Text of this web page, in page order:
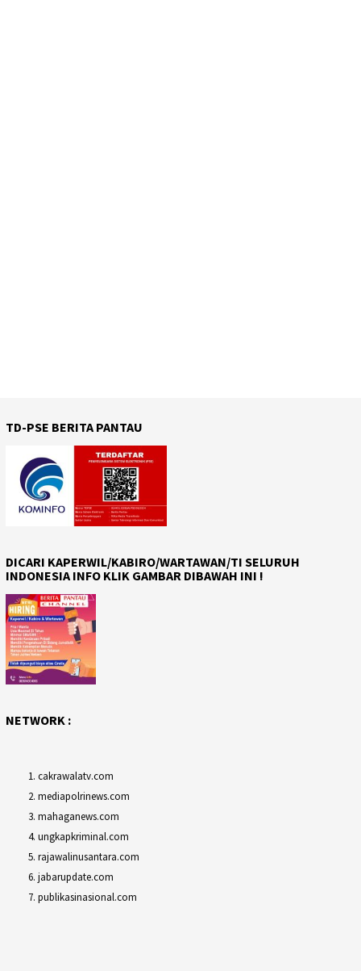
TD-PSE BERITA PANTAU
DICARI KAPERWIL/KABIRO/WARTAWAN/TI SELURUH
INDONESIA INFO KLIK GAMBAR DIBAWAH INI !
NETWORK :
cakrawalatv.com
mediapolrinews.com
mahaganews.com
ungkapkriminal.com
rajawalinusantara.com
jabarupdate.com
publikasinasional.com